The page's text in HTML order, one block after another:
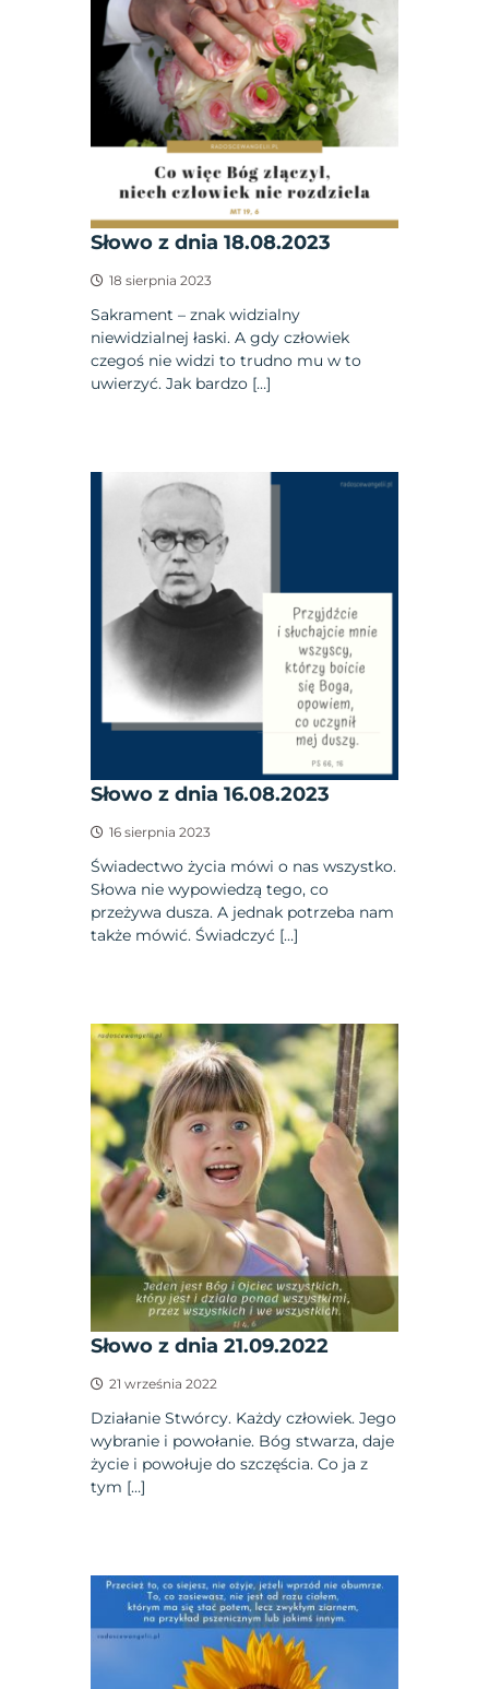
Słowo z dnia 18.08.2023
18 sierpnia 2023
Sakrament – znak widzialny
niewidzialnej łaski. A gdy człowiek
czegoś nie widzi to trudno mu w to
uwierzyć. Jak bardzo […]
Słowo z dnia 16.08.2023
16 sierpnia 2023
Świadectwo życia mówi o nas wszystko.
Słowa nie wypowiedzą tego, co
przeżywa dusza. A jednak potrzeba nam
także mówić. Świadczyć […]
Słowo z dnia 21.09.2022
21 września 2022
Działanie Stwórcy. Każdy człowiek. Jego
wybranie i powołanie. Bóg stwarza, daje
życie i powołuje do szczęścia. Co ja z
tym […]